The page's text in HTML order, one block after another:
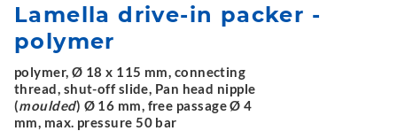
Lamella drive-in packer -
polymer
polymer, Ø 18 x 115 mm, connecting
thread, shut-off slide, Pan head nipple
(moulded) Ø 16 mm, free passage Ø 4
mm, max. pressure 50 bar